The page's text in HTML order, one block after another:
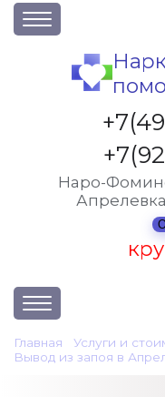
О клинике
Акции
Вакансии
Лицензии
Статьи
Контакты
Наро-
Услуги и
Отзывы
Главная Услуги и
Вывод из запоя в